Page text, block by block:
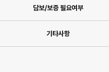
담보/보증 필요여부
기타사항